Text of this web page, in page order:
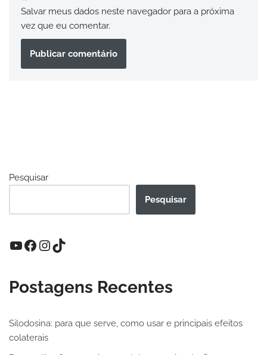
Salvar meus dados neste navegador para a próxima
vez que eu comentar.
Pesquisar
Pesquisar
Postagens Recentes
Silodosina: para que serve, como usar e principais efeitos
colaterais